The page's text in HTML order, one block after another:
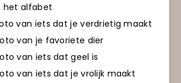
het alfabet
van iets dat je verdrietig maakt
van je favoriete dier
van iets dat geel is
van iets dat je vrolijk maakt